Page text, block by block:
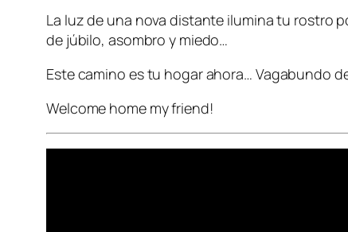
La luz de una nova distante ilumina tu rostro
de júbilo, asombro y miedo…
Este camino es tu hogar ahora… Vagabundo
Welcome home my friend!